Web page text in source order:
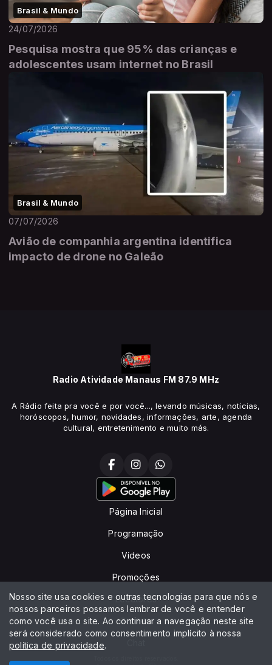
Brasil & Mundo
24/07/2026
Pesquisa mostra que 95% das crianças e
adolescentes usam internet no Brasil
Brasil & Mundo
07/07/2026
Avião de companhia argentina identifica
impacto de drone no Galeão
Radio Atividade Manaus FM 87.9 MHz
A Rádio feita pra você e por você..., levando músicas, notícias,
horóscopos, humor, novidades, informações, arte, agenda
cultural, entretenimento e muito más.
Página Inicial
Programação
Vídeos
Promoções
Locutores
Contato
Nosso site usa cookies e outras tecnologias para que nós e
nossos parceiros possamos lembrar de você e entender
como você usa o site. Ao continuar a navegação neste site
será considerado como consentimento implícito à nossa
política de privacidade.